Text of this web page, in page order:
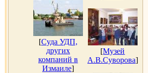
[Суда УДП,
других
компаний в
Измаиле]
[Музей
А.В.Суворова]